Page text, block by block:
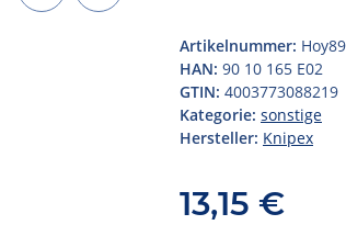
Artikelnummer:
HAN: 90 10 165 E02
GTIN: 4003773088219
Kategorie: sonstige
Hersteller: Knipex
13,15 €